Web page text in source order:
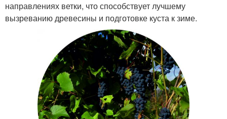
направлениях ветки, что способствует лучшему
вызреванию древесины и подготовке куста к зиме.